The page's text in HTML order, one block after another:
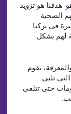
هدفنا هو تزويد
الصحية
في تركيا
لهم بشكل
نقوم
تلبي
حتى تتلقى